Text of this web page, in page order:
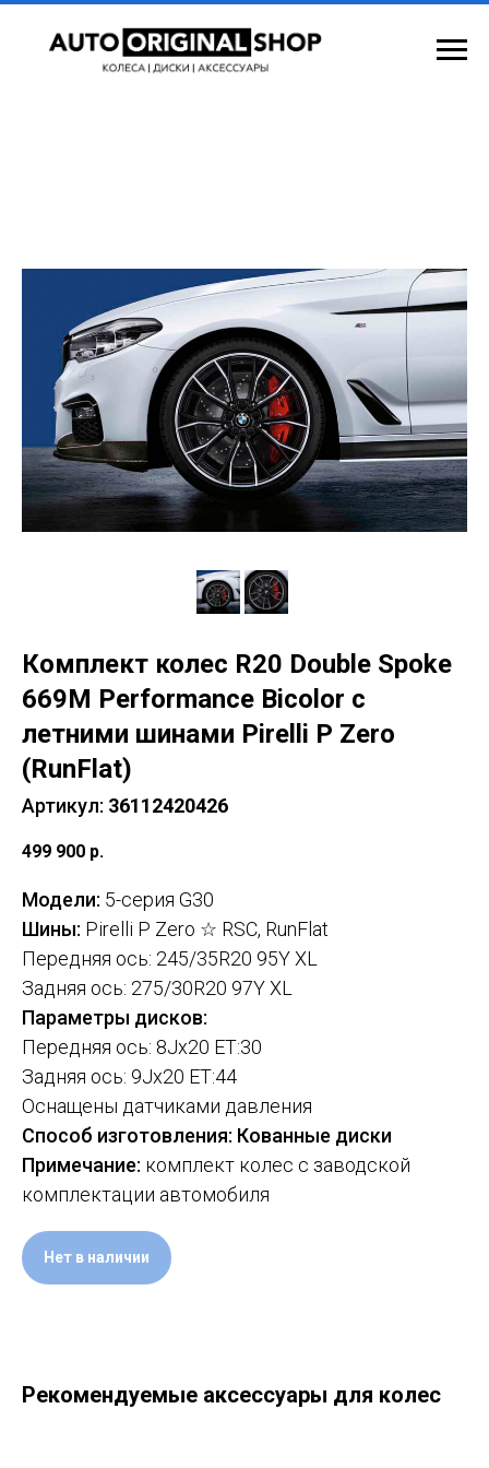
Комплект колес R20 Double Spoke
669M Performance Bicolor с
летними шинами Pirelli P Zero
(RunFlat)
Артикул: 36112420426
499 900 р.
Модели: 5-серия G30
Шины: Pirelli P Zero ☆ RSC, RunFlat
Передняя ось: 245/35R20 95Y XL
Задняя ось: 275/30R20 97Y XL
Параметры дисков:
Передняя ось: 8Jx20 ET:30
Задняя ось: 9Jx20 ET:44
Оснащены датчиками давления
Способ изготовления: Кованные диски
Примечание: комплект колес с заводской
комплектации автомобиля
Нет в наличии
Рекомендуемые аксессуары для колес